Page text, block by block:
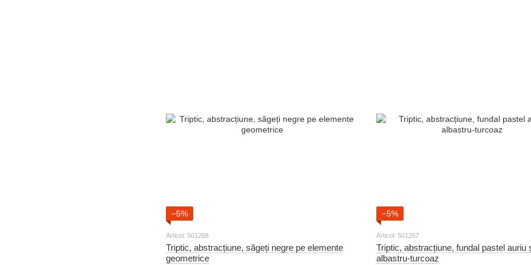
−5%
Articol: 501268
Triptic, abstracțiune, săgeți negre pe elemente
geometrice
−5%
Articol: 501267
Triptic, abstracțiune, fundal pastel auriu
albastru-turcoaz